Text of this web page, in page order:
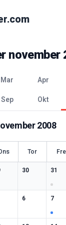
november
mar apr
sep okt
2008
Tor Fre
datoer
30
0særlige datoer
31
1
datoer
6
0særlige datoer
7
1